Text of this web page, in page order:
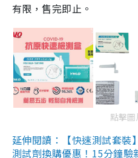
有限，售完即止。
點擊
延伸閱讀：【快速測試套裝
測試劑換購優惠！15分鐘驗